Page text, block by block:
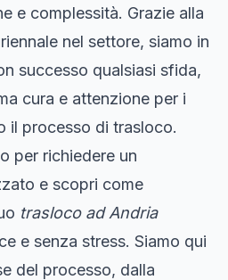
e complessità. Grazie alla
nel settore, siamo in
successo qualsiasi sfida,
cura e attenzione per i
il processo di trasloco.
per richiedere un
e scopri come
trasloco ad Andria
e senza stress. Siamo qui
del processo, dalla